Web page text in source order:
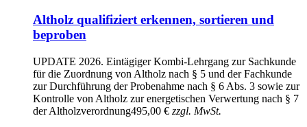
Altholz qualifiziert erkennen, sortieren und
beproben
UPDATE 2026. Eintägiger Kombi-Lehrgang zur Sachkunde
für die Zuordnung von Altholz nach § 5 und der Fachkunde
zur Durchführung der Probenahme nach § 6 Abs. 3 sowie zur
Kontrolle von Altholz zur energetischen Verwertung nach § 7
der Altholzverordnung495,00 € zzgl. MwSt.